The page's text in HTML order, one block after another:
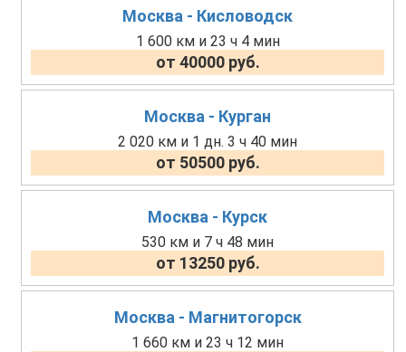
Москва - Кисловодск
1 600 км и 23 ч 4 мин
от 40000 руб.
Москва - Курган
2 020 км и 1 дн. 3 ч 40 мин
от 50500 руб.
Москва - Курск
530 км и 7 ч 48 мин
от 13250 руб.
Москва - Магнитогорск
1 660 км и 23 ч 12 мин